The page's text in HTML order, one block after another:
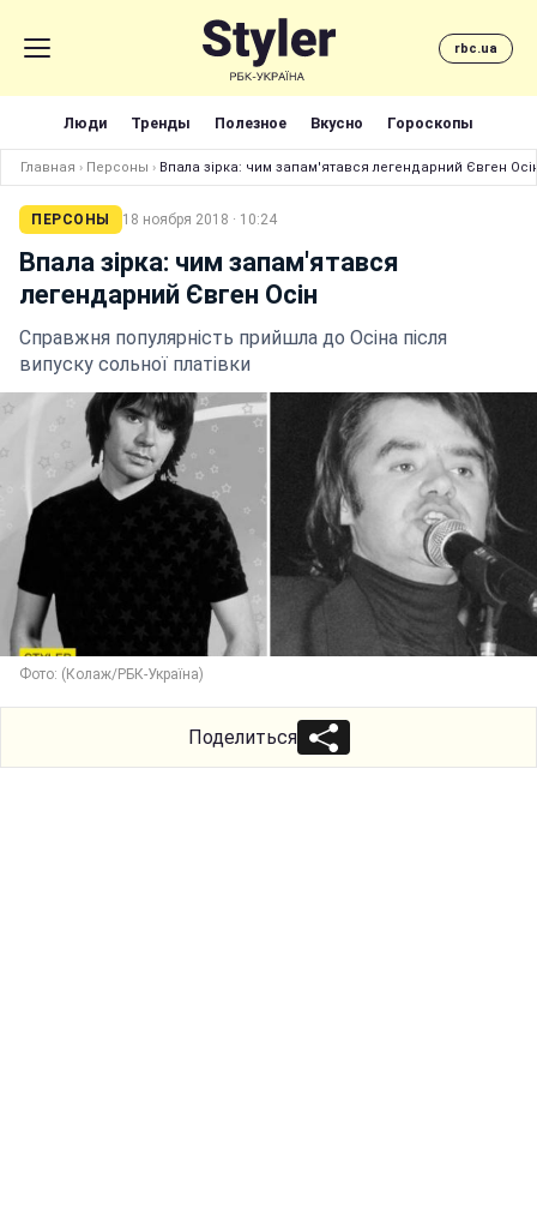
rbc.ua
Люди Тренды Полезное Вкусно Гороскопы
Главная › Персоны › Впала зірка: чим запам'ятався легендарний Євген
ПЕРСОНЫ 18 ноября 2018 · 10:24
Впала зірка: чим запам'ятався
легендарний Євген Осін
Справжня популярність прийшла до Осіна після
випуску сольної платівки
Фото: (Колаж/РБК-Україна)
Поделиться